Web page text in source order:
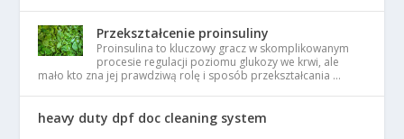
Przekształcenie proinsuliny
Proinsulina to kluczowy gracz w skomplikowanym
procesie regulacji poziomu glukozy we krwi, ale
mało kto zna jej prawdziwą rolę i sposób przekształcania …
heavy duty dpf doc cleaning system